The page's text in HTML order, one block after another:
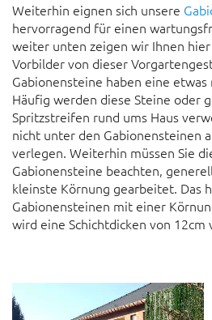
Weiterhin eignen sich unsere
hervorragend für einen
weiter unten zeigen wir Ihnen
Vorbilder von dieser
Gabionensteine haben eine
Häufig werden diese Steine oder
Spritzstreifen rund ums Haus
nicht unter den Gabionensteinen
verlegen. Weiterhin müssen Sie
Gabionensteine beachten,
kleinste Körnung gearbeitet. Das
Gabionensteinen mit einer
wird eine Schichtdicken von 12cm